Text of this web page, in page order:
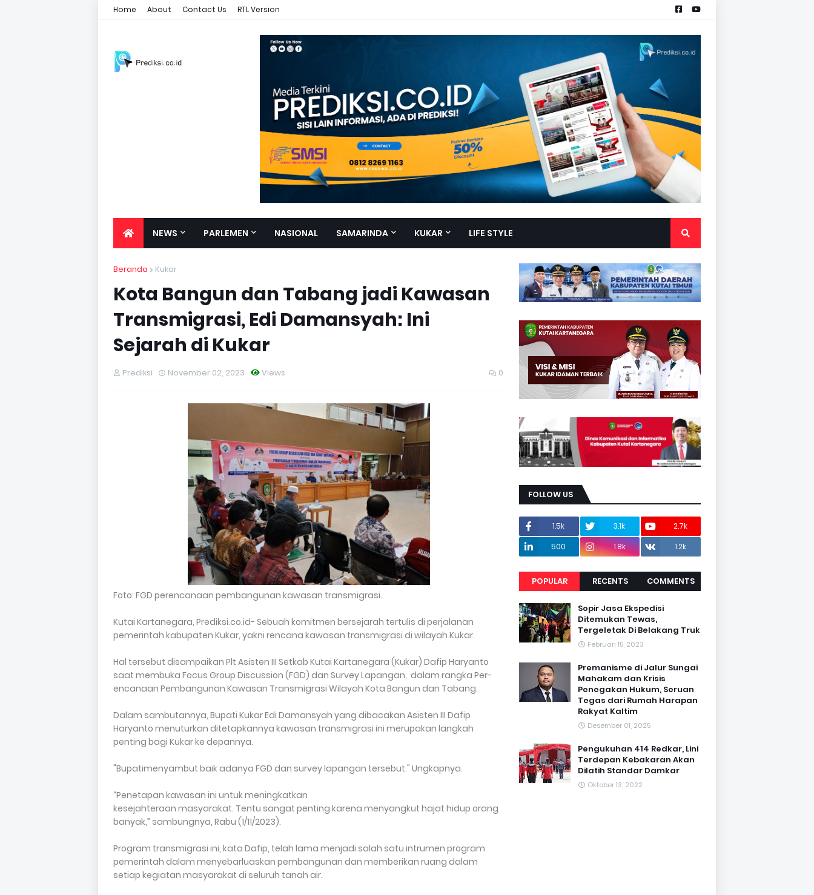
Home About Contact Us RTL Version
NEWS PARLEMEN NASIONAL SAMARINDA KUKAR LIFE STYLE
Beranda Kukar
Kota Bangun dan Tabang jadi Kawasan
Transmigrasi, Edi Damansyah: Ini
Sejarah di Kukar
Prediksi Views
November 02, 2023 0
Foto: FGD perencanaan pembangunan kawasan transmigrasi.
Kutai Kartanegara, Prediksi.co.id- Sebuah komitmen bersejarah tertulis di perjalanan
pemerintah kabupaten Kukar, yakni rencana kawasan transmigrasi di wilayah Kukar.
Hal tersebut disampaikan Plt Asisten III Setkab Kutai Kartanegara (Kukar) Dafip Haryanto
saat membuka Fo­cus Group Discussion (FGD) dan Survey Lapangan, dalam rangka Per­
encanaan Pembangunan Kawasan Transmigrasi Wilayah Kota Bangun dan Tabang.
Dalam sambutannya, Bupati Kukar Edi Damansyah yang diba­cakan Asisten III Dafip
Haryanto menuturkan ditetapkannya kawasan transmigrasi ini merupakan langkah
penting bagi Kukar ke depannya.
"Bupatime­nyambut baik adanya FGD dan survey lapangan tersebut." Ungkapnya.
“Penetapan kawasan ini untuk meningkatkan
kes­ejahteraan masyarakat. Tentu sangat penting karena menyangkut hajat hidup orang
banyak,” sambungnya, Rabu (1/11/2023).
Program transmigrasi ini, kata Dafip, telah lama menjadi salah satu intru­men program
pemerintah dalam me­nyebarluaskan pembangunan dan memberikan ruang dalam
setiap keg­iatan masyarakat di seluruh tanah air.
FOLLOW US
1.5k 3.1k
2.7k
500
1.8k 1.2k
POPULAR RECENTS COMMENTS
Sopir Jasa Ekspedisi
Ditemukan Tewas,
Tergeletak Di Belakang Truk
Februari 15, 2023
Premanisme di Jalur Sungai
Mahakam dan Krisis
Penegakan Hukum, Seruan
Tegas dari Rumah Harapan
Rakyat Kaltim
Desember 01, 2025
Pengukuhan 414 Redkar, Lini
Terdepan Kebakaran Akan
Dilatih Standar Damkar
Oktober 13, 2022